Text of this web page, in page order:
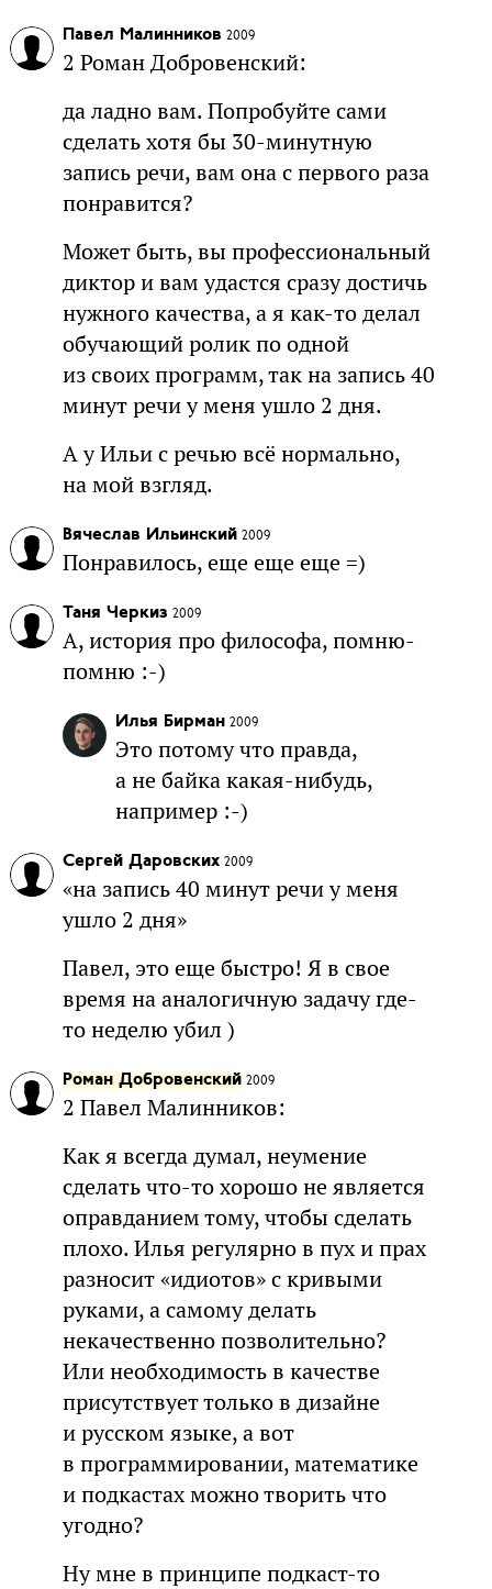
Павел Малинников 2009
2 Роман Добровенский:
да ладно вам. Попробуйте сами
сделать хотя бы 30-минутную
запись речи, вам она с первого раза
понравится?
Может быть, вы профессиональный
диктор и вам удастся сразу достичь
нужного качества, а я как-то делал
обучающий ролик по одной
из своих программ, так на запись 40
минут речи у меня ушло 2 дня.
А у Ильи с речью всё нормально,
на мой взгляд.
Вячеслав Ильинский 2009
Понравилось, еще еще еще =)
Таня Черкиз 2009
А, история про философа, помню-
помню :-)
Илья Бирман 2009
Это потому что правда,
а не байка какая-нибудь,
например :-)
Сергей Даровских 2009
«на запись 40 минут речи у меня
ушло 2 дня»
Павел, это еще быстро! Я в свое
время на аналогичную задачу где-
то неделю убил )
Роман Добровенский 2009
2 Павел Малинников:
Как я всегда думал, неумение
сделать что-то хорошо не является
оправданием тому, чтобы сделать
плохо. Илья регулярно в пух и прах
разносит «идиотов» с кривыми
руками, а самому делать
некачественно позволительно?
Или необходимость в качестве
присутствует только в дизайне
и русском языке, а вот
в программировании, математике
и подкастах можно творить что
угодно?
Ну мне в принципе подкаст-то